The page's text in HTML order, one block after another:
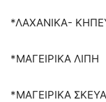
*ΛΑΧΑΝΙΚΑ-
*ΜΑΓΕΙΡΙΚΑ ΛΙΠΗ
*ΜΑΓΕΙΡΙΚΑ